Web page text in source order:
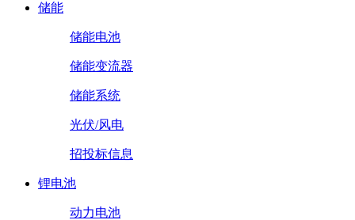
储能
储能电池
储能变流器
储能系统
光伏/风电
招投标信息
锂电池
动力电池